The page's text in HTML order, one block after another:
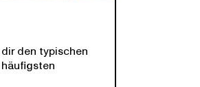
den typischen